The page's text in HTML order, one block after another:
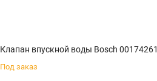
Клапан впускной воды Bosch 00174261
Под заказ